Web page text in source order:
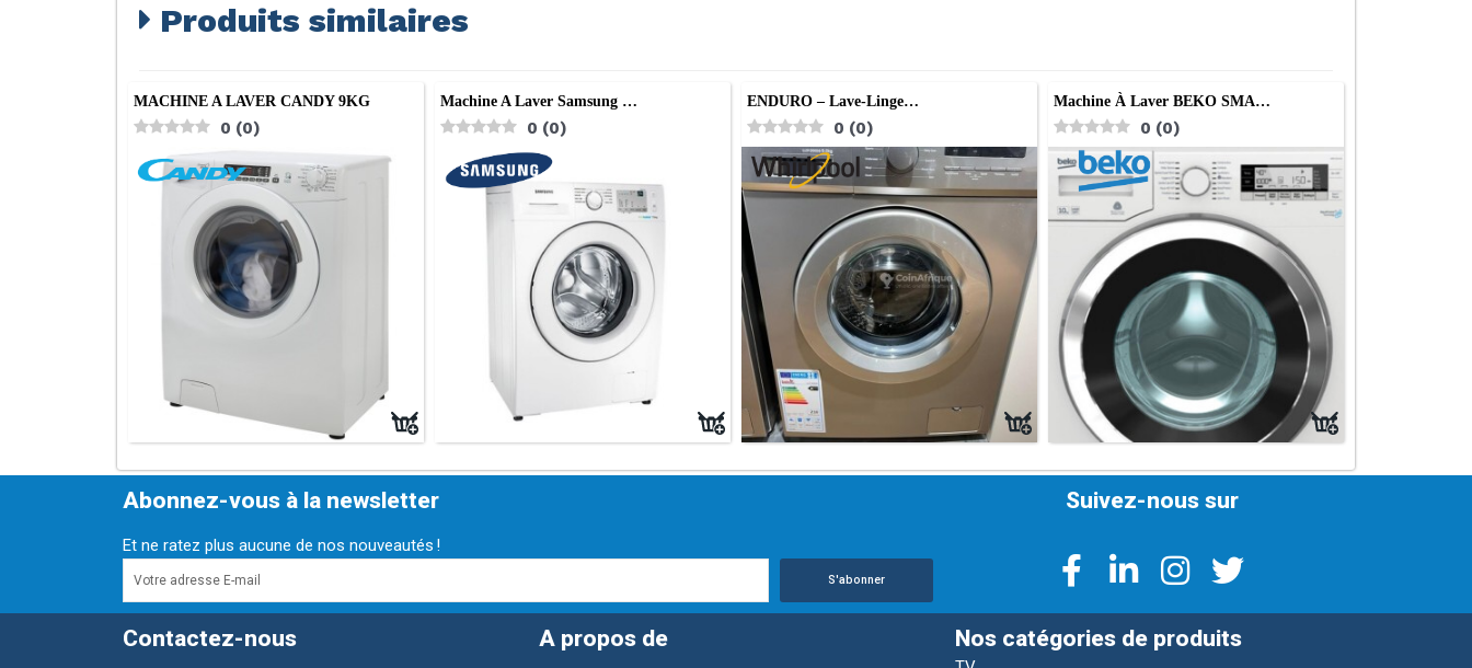
Produits similaires
MACHINE A LAVER CANDY 9KG
0 (0)
Machine A Laver Samsung …
0 (0)
ENDURO – Lave-Linge…
0 (0)
Machine À Laver BEKO SMA…
0 (0)
Abonnez-vous à la newsletter
Et ne ratez plus aucune de nos nouveautés !
S'abonner
Suivez-nous sur
Contactez-nous A propos de Nos catégories de produits